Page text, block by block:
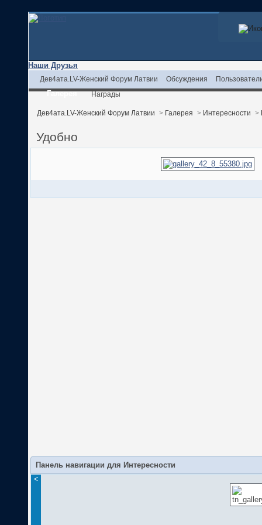
Наши Друзья
Дев4ата.LV-Женский Форум Латвии Обсуждения
Галерея Награды
Дев4ата.LV-Женский Форум Латвии > Галерея > Интересности >
Удобно
Панель навигации для Интересности
<